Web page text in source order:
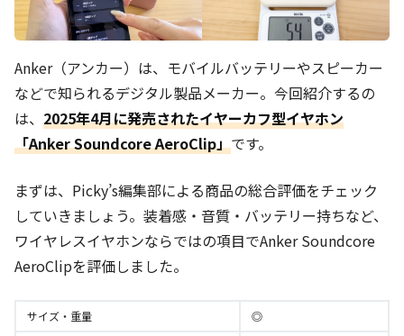
Anker（アンカー）は、モバイルバッテリーやスピーカー
などで知られるデジタル製品メーカー。今回紹介するの
は、 2025年4月に発売されたイヤーカフ型イヤホン
「Anker Soundcore AeroClip」です。
まずは、Picky’s編集部による商品の総合評価をチェック
していきましょう。装着感・音質・バッテリー持ちなど、
ワイヤレスイヤホンならではの項目でAnker Soundcore
AeroClipを評価しました。
サイズ・重量
◎